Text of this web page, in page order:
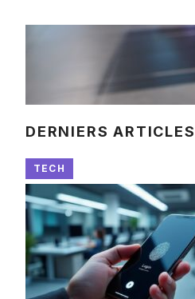
DERNIERS ARTICLES
TECH